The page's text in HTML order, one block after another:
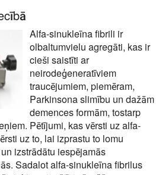
Alfa-sinukleīna fibrili ir
olbaltumvielu agregāti, kas ir
cieši saistīti ar
neirodeģeneratīviem
traucējumiem, piemēram,
Parkinsona slimību un dažām
demences formām, tostarp
Pētījumi, kas vērsti uz alfa-
uz to, lai izprastu to lomu
izstrādātu iespējamās
Sadalot alfa-sinukleīna fibrilus